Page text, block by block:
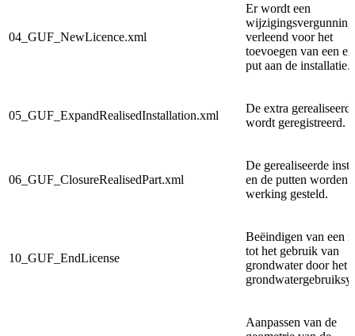
04_GUF_NewLicence.xml
Erwordt een
wijzigingsvergunning
verleend voor het
toevoegen van een
put aan de installatie.
05_GUF_ExpandRealisedInstallation.xml
De extra
wordt geregistreerd.
06_GUF_ClosureRealisedPart.xml
De gerealiseerde
en de putten worden
werking gesteld.
10_GUF_EndLicense
Beëindigen van een
tot het gebruik van
grondwater door het
Aanpassen van de